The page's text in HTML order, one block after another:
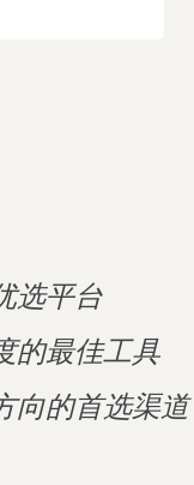
选平台
的最佳工具
向的首选渠道